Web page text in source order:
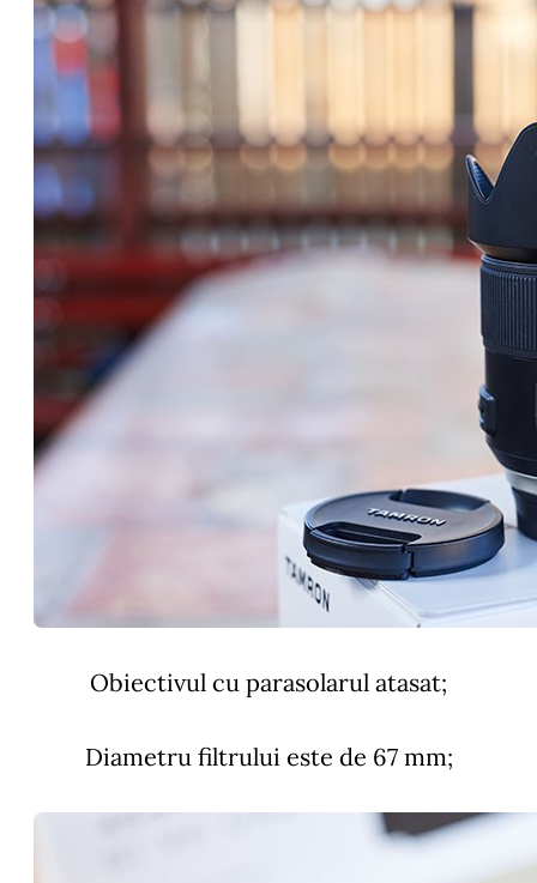
Obiectivul cu parasolarul atasat;
Diametru filtrului este de 67 mm;